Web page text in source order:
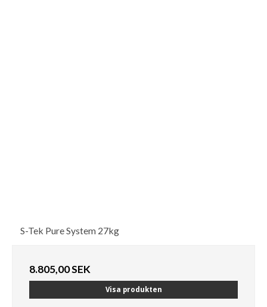
S-Tek Pure System 27kg
8.805,00 SEK
Visa produkten